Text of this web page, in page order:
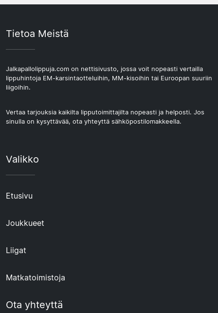
Tietoa Meistä
Jalkapallolippuja.com on nettisivusto, jossa voit nopeasti vertailla
lippuhintoja EM-karsintaotteluihin, MM-kisoihin tai Euroopan suuriin
liigoihin.
Vertaa tarjouksia kaikilta lipputoimittajilta nopeasti ja helposti. Jos
sinulla on kysyttävää, ota yhteyttä sähköpostilomakkeella.
Valikko
Etusivu
Joukkueet
Liigat
Matkatoimistoja
Ota yhteyttä